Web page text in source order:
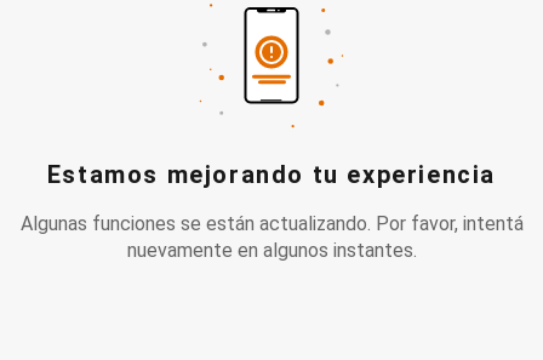
Estamos mejorando tu experiencia
Algunas funciones se están actualizando. Por favor, intentá
nuevamente en algunos instantes.